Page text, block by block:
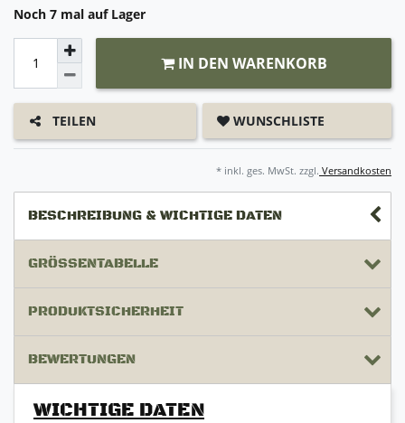
Noch 7 mal auf Lager
IN DEN WARENKORB
TEILEN WUNSCHLISTE
* inkl. ges. MwSt. zzgl. Versandkosten
BESCHREIBUNG & WICHTIGE DATEN
GRÖSSENTABELLE
PRODUKTSICHERHEIT
BEWERTUNGEN
WICHTIGE DATEN